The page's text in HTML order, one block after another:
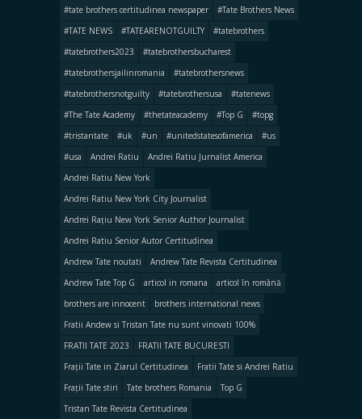
#tate brothers certitudinea newspaper
#Tate Brothers News
#TATE NEWS
#TATEARENOTGUILTY
#tatebrothers
#tatebrothers2023
#tatebrothersbucharest
#tatebrothersjailinromania
#tatebrothersnews
#tatebrothersnotguilty
#tatebrothersusa
#tatenews
#The Tate Academy
#thetateacademy #Top G
#topg
#tristantate
#uk #un #unitedstatesofamerica
#us
#usa
Andrei Ratiu
Andrei Ratiu Jurnalist America
Andrei Ratiu New York
Andrei Ratiu New York City Journalist
Andrei Rațiu New York Senior Author Journalist
Andrei Ratiu Senior Autor Certitudinea
Andrew Tate noutati
Andrew Tate Revista Certitudinea
Andrew Tate Top G
articol in romana
articol în română
brothers are innocent
brothers international news
Fratii Andew si Tristan Tate nu sunt vinovati 100%
FRATII TATE 2023
FRATII TATE BUCURESTI
Frații Tate in Ziarul Certitudinea
Fratii Tate si Andrei Ratiu
Frații Tate stiri
Tate brothers Romania
Top G
Tristan Tate Revista Certitudinea